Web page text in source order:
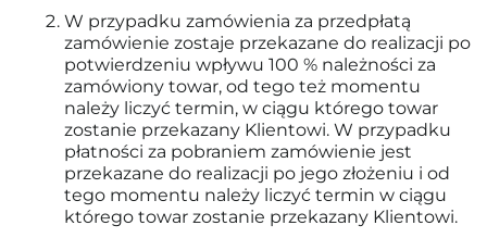
W przypadku zamówienia za przedpłatą
zamówienie zostaje przekazane do realizacji po
potwierdzeniu wpływu 100 % należności za
zamówiony towar, od tego też momentu
należy liczyć termin, w ciągu którego towar
zostanie przekazany Klientowi. W przypadku
płatności za pobraniem zamówienie jest
przekazane do realizacji po jego złożeniu i od
tego momentu należy liczyć termin w ciągu
którego towar zostanie przekazany Klientowi.